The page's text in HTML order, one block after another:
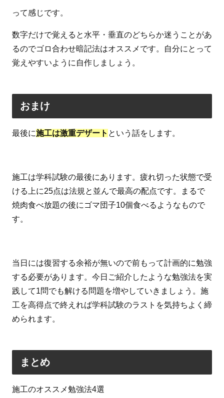
って感じです。
数字だけで覚えると水平・垂直のどちらか迷うことがあ
るのでゴロ合わせ暗記法はオススメです。自分にとって
覚えやすいように自作しましょう。
おまけ
最後に施工は激重デザート という話をします。
施工は学科試験の最後にあります。疲れ切った状態で受
ける上に25点は法規と並んで最高の配点です。まるで
焼肉食べ放題の後にゴマ団子10個食べるようなもので
す。
当日には復習する余裕が無いので前もって計画的に勉強
する必要があります。今日ご紹介したような勉強法を実
践して1問でも解ける問題を増やしていきましょう。施
工を高得点で終えれば学科試験のラストを気持ちよく締
められます。
まとめ
施工のオススメ勉強法4選